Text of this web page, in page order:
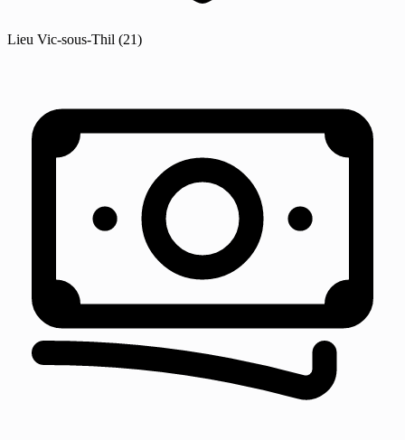
Lieu Vic-sous-Thil (21)